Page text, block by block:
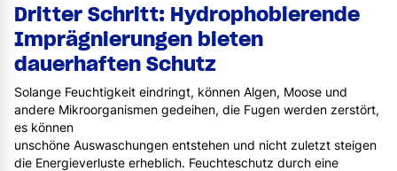
Dritter Schritt: Hydrophobierende
Imprägnierungen bieten
dauerhaften Schutz
Solange Feuchtigkeit eindringt, können Algen, Moose und
andere Mikroorganismen gedeihen, die Fugen werden zerstört,
es können
unschöne Auswaschungen entstehen und nicht zuletzt steigen
die Energieverluste erheblich. Feuchteschutz durch eine